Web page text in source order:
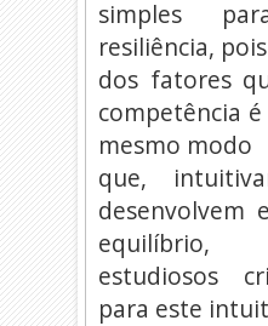
simples
resiliência,
dos fatores
competência
mesmo modo
que,
desenvolvem
equilíbrio,
estudiosos
para este